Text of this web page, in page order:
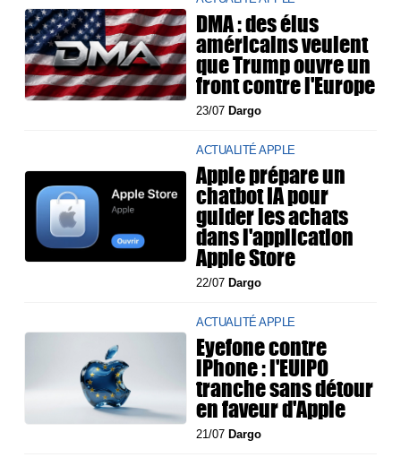
DMA : des élus
américains veulent
que Trump ouvre un
front contre l'Europe
23/07 Dargo
ACTUALITÉ APPLE
Apple prépare un
chatbot IA pour
guider les achats
dans l'application
Apple Store
22/07 Dargo
ACTUALITÉ APPLE
Eyefone contre
iPhone : l'EUIPO
tranche sans détour
en faveur d'Apple
21/07 Dargo